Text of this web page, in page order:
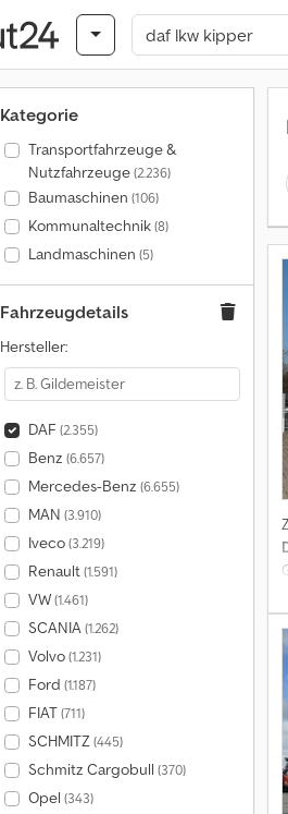
Kategorie
Transportfahrzeuge &
Nutzfahrzeuge(2.236)
Baumaschinen (106)
Kommunaltechnik(8)
Landmaschinen (5)
Fahrzeugdetails
Hersteller:
DAF (2.355)
Benz (6.657)
Mercedes-Benz (6.655)
MAN (3.910)
Iveco(3.219)
Renault(1.591)
VW(1.461)
SCANIA(1.262)
Volvo(1.231)
Ford (1.187)
FIAT(711)
SCHMITZ(445)
Schmitz Cargobull (370)
Opel (343)